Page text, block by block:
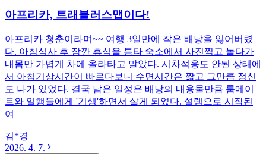
아프리카, 트래블러스맵이다!
아프리카 청춘이라며~~ 여행 3일만에 작은 배낭을 잃어버렸
다. 아침식사 후 잠깐 휴식을 틈타 숙소에서 사진찍고 놀다가
내몸만 가볍게 차에 올라타고 말았다. 시차적응도 안된 상태에
서 아침기상시간이 빠르다보니 수면시간은 짧고 그만큼 정신
도 나가 있었다. 결국 남은 일정은 배낭의 내용물만큼 룸메이
트와 일행들에게 '기생'하면서 살게 되었다. 설렘으로 시작된
여
김*경
2026. 4. 7.